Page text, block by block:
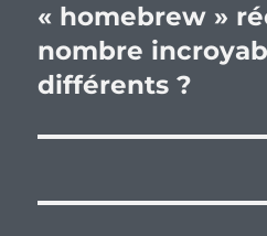
« homebrew »
nombre
différents ?